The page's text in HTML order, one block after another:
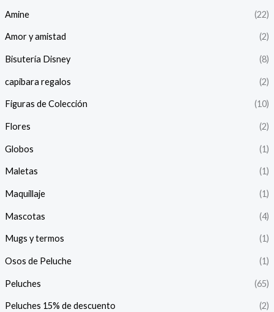
Amine (22)
Amor y amistad (2)
Bisutería Disney (8)
capibara regalos (2)
Figuras de Colección (10)
Flores (2)
Globos (1)
Maletas (1)
Maquillaje (1)
Mascotas (4)
Mugs y termos (1)
Osos de Peluche (1)
Peluches (65)
Peluches 15% de descuento (2)